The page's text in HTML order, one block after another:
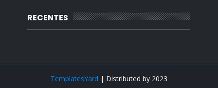
RECENTES
TemplatesYard | Distributed by 2023